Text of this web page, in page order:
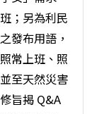
；另為利民
發布用語，
常上班、照
至天然災害
旨揭 Q&A